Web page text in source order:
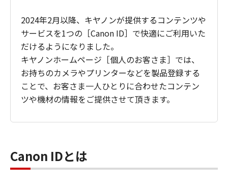
2024年2月以降、キヤノンが提供するコンテンツや
サービスを1つの［Canon ID］で快適にご利用いた
だけるようになりました。
キヤノンホームページ［個人のお客さま］では、
お持ちのカメラやプリンターなどを製品登録する
ことで、お客さま一人ひとりに合わせたコンテン
ツや機材の情報をご提供させて頂きます。
Canon IDとは